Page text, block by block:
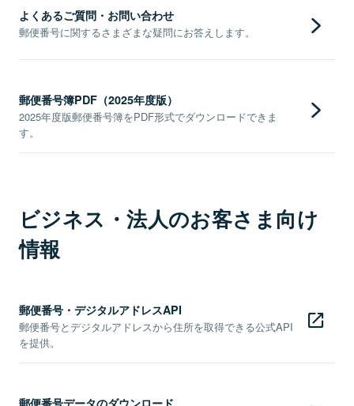
よくあるご質問・お問い合わせ
郵便番号に関するさまざまな疑問にお答えします。
郵便番号簿PDF（2025年度版）
2025年度版郵便番号簿をPDF形式でダウンロードできま
す。
ビジネス・法人のお客さま向け
情報
郵便番号・デジタルアドレスAPI
郵便番号とデジタルアドレスから住所を取得できる公式API
を提供。